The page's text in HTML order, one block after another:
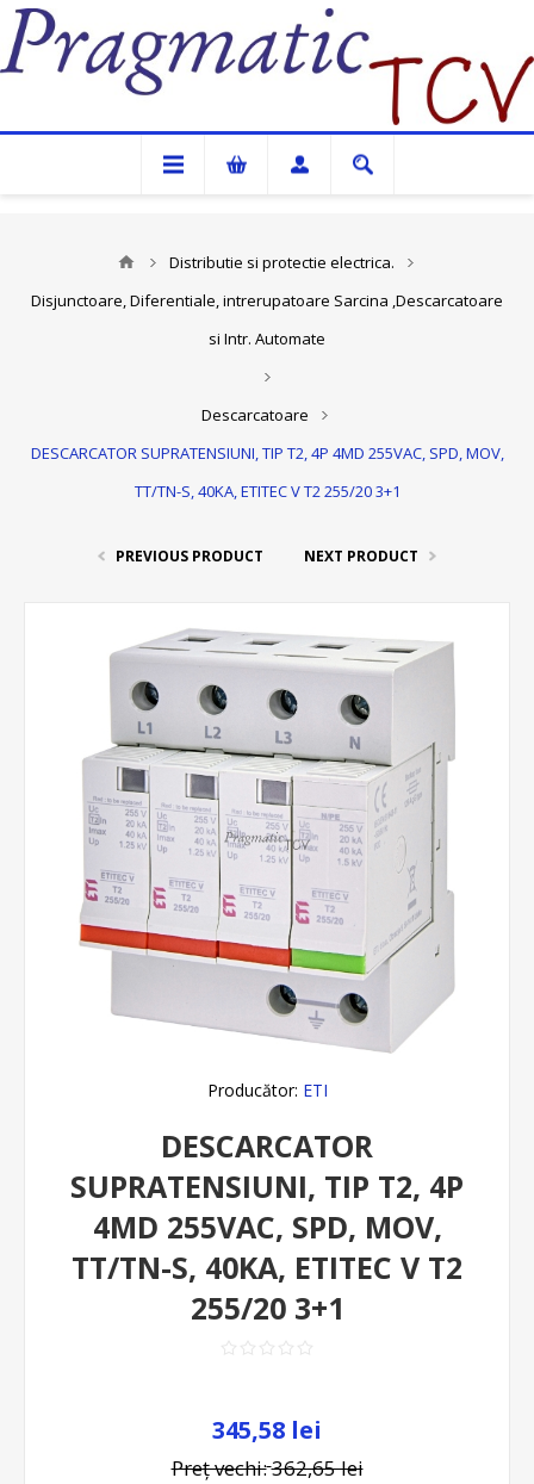
Pragmatic TCV
Distributie si protectie electrica.
Disjunctoare, Diferentiale, intrerupatoare Sarcina ,Descarcatoare
si Intr. Automate
Descarcatoare
DESCARCATOR SUPRATENSIUNI, TIP T2, 4P 4MD 255VAC, SPD, MOV,
TT/TN-S, 40KA, ETITEC V T2 255/20 3+1
PREVIOUS PRODUCT NEXT PRODUCT
Producător: ETI
DESCARCATOR
SUPRATENSIUNI, TIP T2, 4P
4MD 255VAC, SPD, MOV,
TT/TN-S, 40KA, ETITEC V T2
255/20 3+1
345,58 lei
Preț vechi:362,65 lei